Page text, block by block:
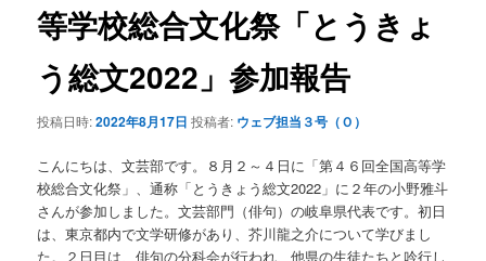
へ
移
動
シ
ョ
ン
等学校総合文化祭「とうきょ
う総文2022」参加報告
投稿日時:2022年8月17日 投稿者: ウェブ担当３号（Ｏ）
こんにちは、文芸部です。８月２～４日に「第４６回全国高等学
校総合文化祭」、通称「とうきょう総文2022」に２年の小野雅斗
さんが参加しました。文芸部門（俳句）の岐阜県代表です。初日
は、東京都内で文学研修があり、芥川龍之介について学びまし
た。２日目は、俳句の分科会が行われ、他県の生徒たちと吟行し